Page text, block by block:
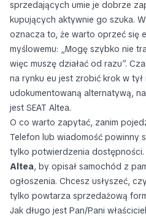
sprzedających umie je dobrze
kupujących aktywnie go szuka.
oznacza to, że warto oprzeć się
myślowemu: „Mogę szybko nie
więc muszę działać od razu”.
na rynku eu jest zrobić krok w
udokumentowaną alternatywą,
jest SEAT Altea.
O co warto zapytać, zanim
Telefon lub wiadomość powinny
tylko potwierdzenia
Altea, by opisał samochód z
ogłoszenia. Chcesz usłyszeć,
tylko powtarza sprzedażową
Jak długo jest Pan/Pani